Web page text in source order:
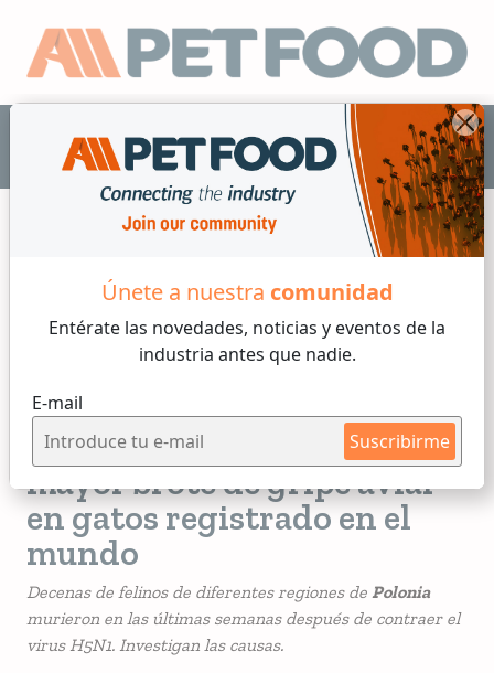
Únete a nuestra comunidad
Entérate las novedades, noticias y eventos de la
industria antes que nadie.
E-mail
Suscribirme
ES
Info Mercado
6 min de lectura
Martes, 18 de Julio, 2023
Alerta de la OMS por el
mayor brote de gripe aviar
en gatos registrado en el
mundo
Decenas de felinos de diferentes regiones de Polonia
murieron en las últimas semanas después de contraer el
virus H5N1. Investigan las causas.